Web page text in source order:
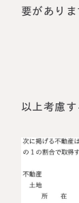
要がありま
以上考慮